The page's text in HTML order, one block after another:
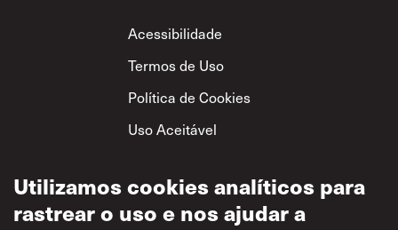
Footer
Acessibilidade
Termos de Uso
Política de Cookies
Uso Aceitável
Privacidade
Política de Respeito
Utilizamos cookies analíticos para
rastrear o uso e nos ajudar a